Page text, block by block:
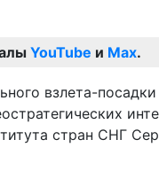
YouTube и Max.
взлета-
стран СНГ